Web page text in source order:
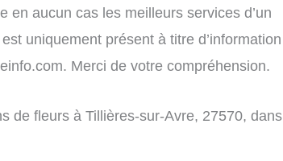
en aucun cas les meilleurs services d’un
uniquement présent à titre d’information
Merci de votre compréhension.
de fleurs à Tillières-sur-Avre, 27570, dans